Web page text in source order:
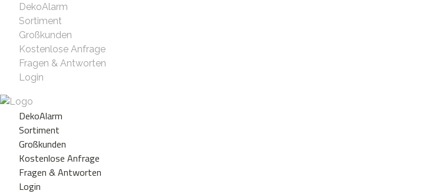
DekoAlarm
Sortiment
Großkunden
Kostenlose Anfrage
Fragen & Antworten
Login
DekoAlarm
Sortiment
Großkunden
Kostenlose Anfrage
Fragen & Antworten
Login